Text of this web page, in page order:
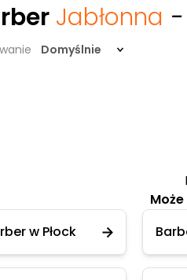
Jabłonna
Domyślnie
w Płock